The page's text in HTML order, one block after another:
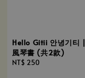
Hello Gitii 안녕기티 |
風琴書 (共2款)
Regular
NT$ 250